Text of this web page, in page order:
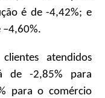
é de -4,42%; e
–4,60%.
atendidos
de -2,85% para
para o comércio